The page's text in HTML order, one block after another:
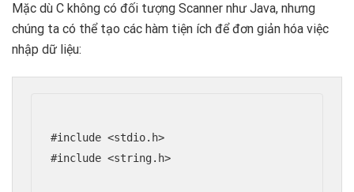
Mặc dù C không có đối tượng Scanner như Java, nhưng
chúng ta có thể tạo các hàm tiện ích để đơn giản hóa việc
nhập dữ liệu:
#include <stdio.h>
#include <string.h>